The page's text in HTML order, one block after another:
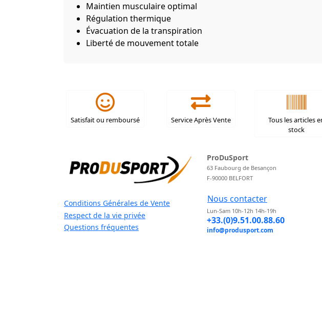
Maintien musculaire optimal
Régulation thermique
Évacuation de la transpiration
Liberté de mouvement totale
Satisfait ou remboursé Service Après Vente
Tous les articles
stock
Conditions Générales de Vente
Respect de la vie privée
Questions fréquentes
ProDuSport
63 Faubourg de Besançon
F-90000 BELFORT
Nous contacter
Lun-Sam 10h-12h 14h-19h
+33.(0)9.51.00.88.60
info@produsport.com